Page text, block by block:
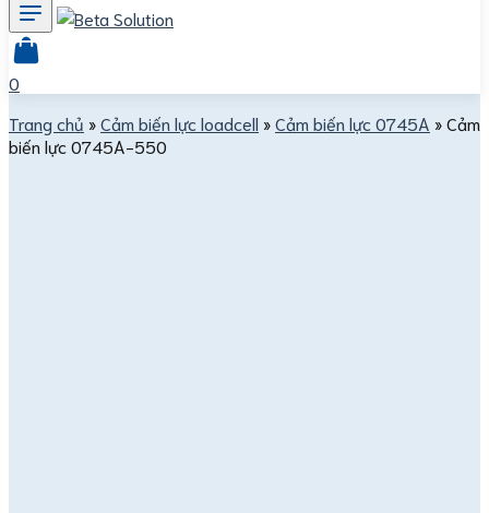
0
Trang chủ »Cảm biến lực loadcell »Cảm biến lực 0745A »Cảm
biến lực 0745A-550